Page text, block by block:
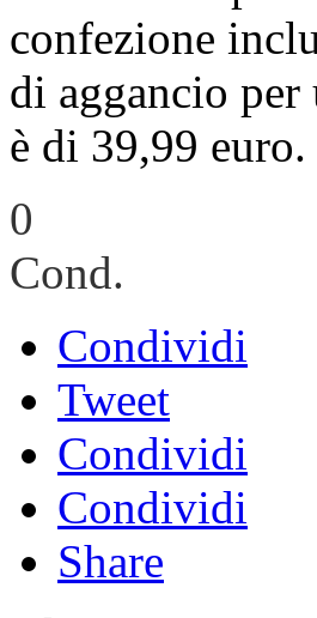
confezione
di aggancio
è di 39,99 euro.
0
Cond.
Condividi
Tweet
Condividi
Condividi
Share